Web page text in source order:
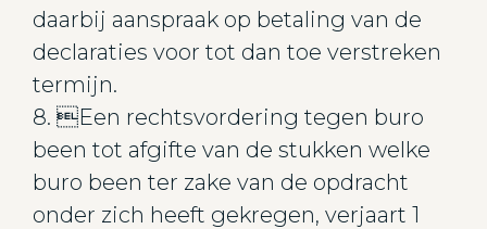
daarbij aanspraak op betaling van de
declaraties voor tot dan toe verstreken
termijn.
8. Een rechtsvordering tegen buro
been tot afgifte van de stukken welke
buro been ter zake van de opdracht
onder zich heeft gekregen, verjaart 1